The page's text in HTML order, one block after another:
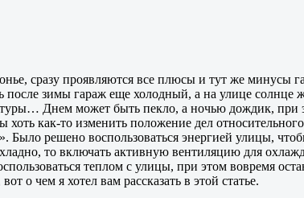
сразу проявляются все плюсы и тут же минусы
после зимы гараж еще холодный, а на улице
Днем может быть пекло, а ночью дождик, при
хоть как-то изменить положение дел
Было решено воспользоваться энергией улицы,
то включать активную вентиляцию для
теплом с улицы, при этом вовремя
о чем я хотел вам рассказать в этой статье.